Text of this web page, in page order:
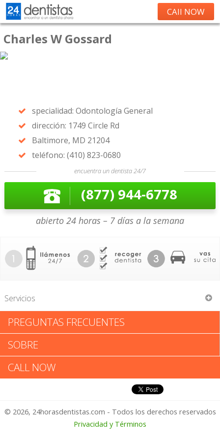
CAll NOW
Charles W Gossard
specialidad: Odontología General
dirección: 1749 Circle Rd
Baltimore, MD 21204
teléfono: (410) 823-0680
encuentra un dentista 24/7
(877) 944-6778
abierto 24 horas – 7 días a la semana
Servicios
Charles W Gossard
Charles W Gossard: Califica tu
Experiencia
1 – No Feliz
PREGUNTAS FRECUENTES
SOBRE
CALL NOW
© 2026, 24horasdentistas.com - Todos los derechos reservados
Privacidad y Términos